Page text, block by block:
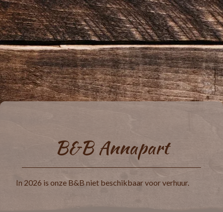
B&B Annapart
In 2026 is onze B&B niet beschikbaar voor verhuur.